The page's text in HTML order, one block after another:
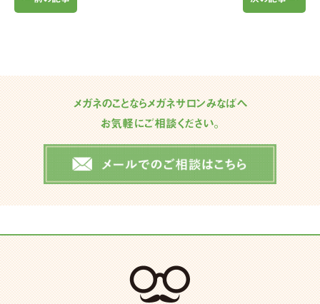
メガネのことならメガネサロンみなばへ
お気軽にご相談ください。